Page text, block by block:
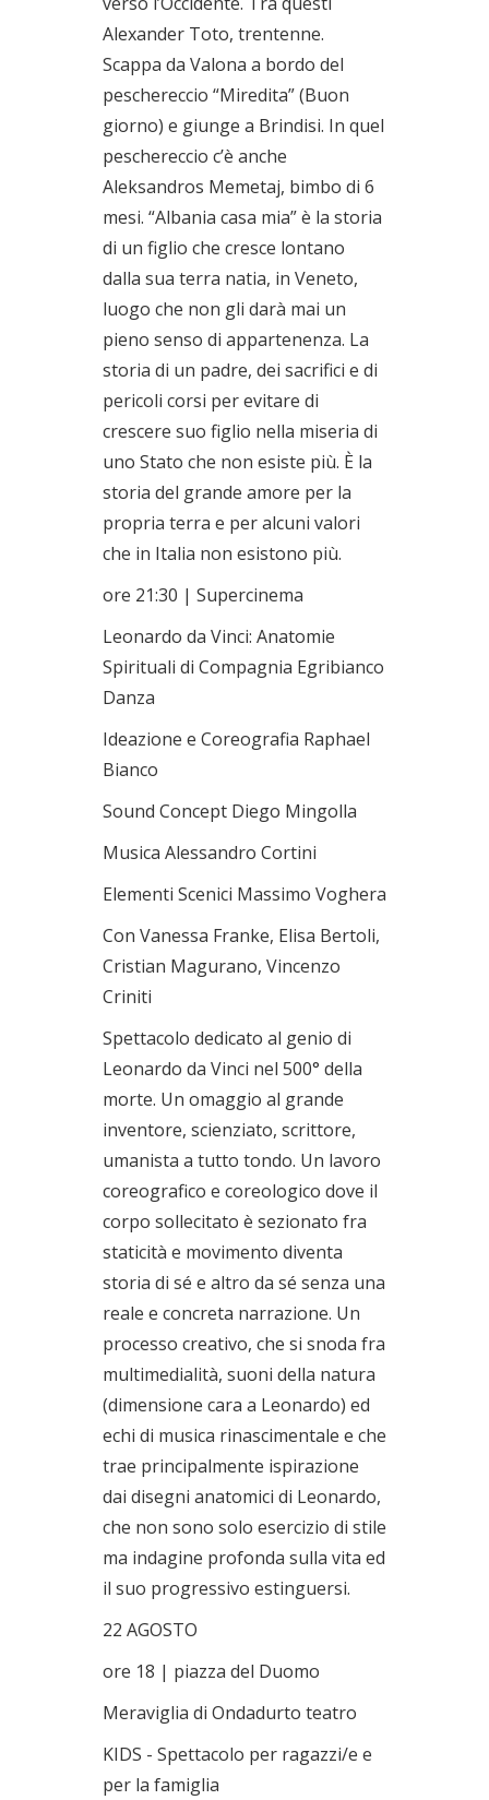
Alexander Toto, trentenne.
Scappa da Valona a bordo del
peschereccio “Miredita” (Buon
giorno) e giunge a Brindisi. In quel
peschereccio c’è anche
Aleksandros Memetaj, bimbo di 6
mesi. “Albania casa mia” è la storia
di un figlio che cresce lontano
dalla sua terra natia, in Veneto,
luogo che non gli darà mai un
pieno senso di appartenenza. La
storia di un padre, dei sacrifici e di
pericoli corsi per evitare di
crescere suo figlio nella miseria di
uno Stato che non esiste più. È la
storia del grande amore per la
propria terra e per alcuni valori
che in Italia non esistono più.
ore 21:30 | Supercinema
Leonardo da Vinci: Anatomie
Spirituali di Compagnia Egribianco
Danza
Ideazione e Coreografia Raphael
Bianco
Sound Concept Diego Mingolla
Musica Alessandro Cortini
Elementi Scenici Massimo Voghera
Con Vanessa Franke, Elisa Bertoli,
Cristian Magurano, Vincenzo
Criniti
Spettacolo dedicato al genio di
Leonardo da Vinci nel 500° della
morte. Un omaggio al grande
inventore, scienziato, scrittore,
umanista a tutto tondo. Un lavoro
coreografico e coreologico dove il
corpo sollecitato è sezionato fra
staticità e movimento diventa
storia di sé e altro da sé senza una
reale e concreta narrazione. Un
processo creativo, che si snoda fra
multimedialità, suoni della natura
(dimensione cara a Leonardo) ed
echi di musica rinascimentale e che
trae principalmente ispirazione
dai disegni anatomici di Leonardo,
che non sono solo esercizio di stile
ma indagine profonda sulla vita ed
il suo progressivo estinguersi.
22 AGOSTO
ore 18 | piazza del Duomo
Meraviglia di Ondadurto teatro
KIDS - Spettacolo per ragazzi/e e
per la famiglia